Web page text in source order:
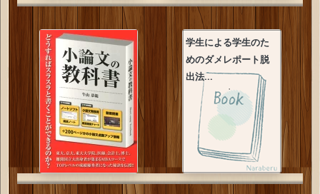
学生による学生のた
めのダメレポート脱
出法...